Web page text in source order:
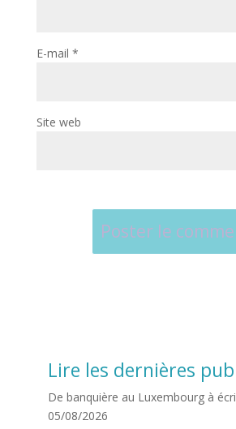
E-mail *
Site web
Lire les dernières
De banquière au Luxembourg à
05/08/2026